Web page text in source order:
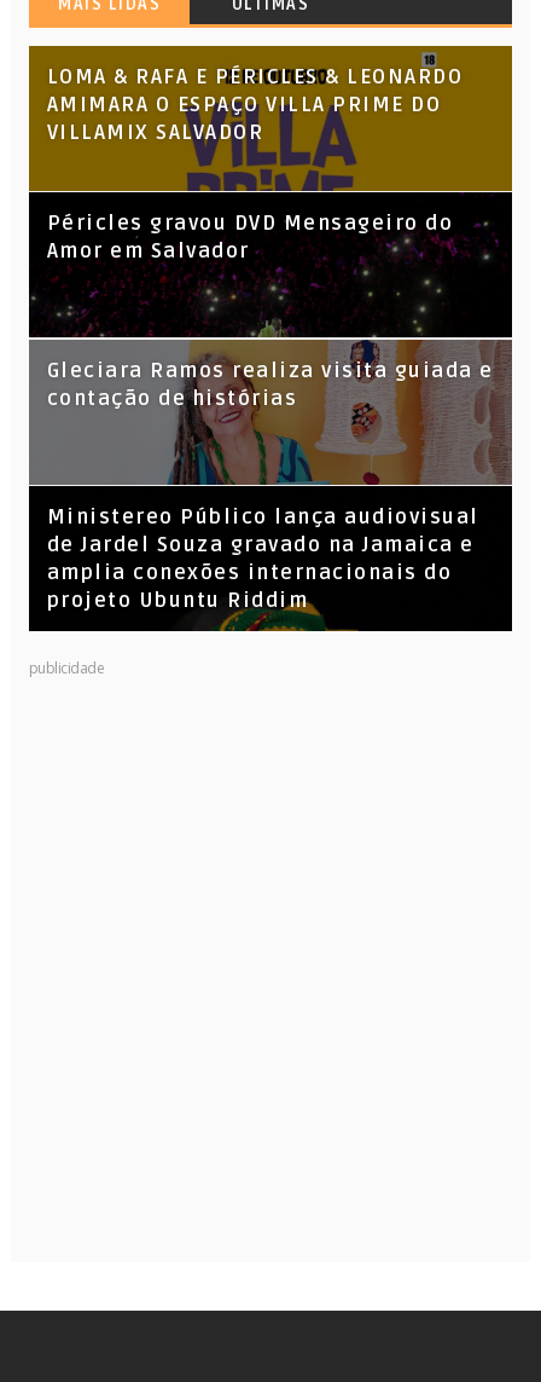
MAIS LIDAS ÚLTIMAS
LOMA & RAFA E PÉRICLES & LEONARDO
AMIMARA O ESPAÇO VILLA PRIME DO
VILLAMIX SALVADOR
Péricles gravou DVD Mensageiro do
Amor em Salvador
KL Jay (Racionais MC’s), DJ Raíz e DJ
Leandro Vitrola na BIGSHAKE 14
Gleciara Ramos realiza visita guiada e
contação de histórias
​Ministereo Público lança audiovisual
de Jardel Souza gravado na Jamaica e
amplia conexões internacionais do
projeto Ubuntu Riddim
publicidade